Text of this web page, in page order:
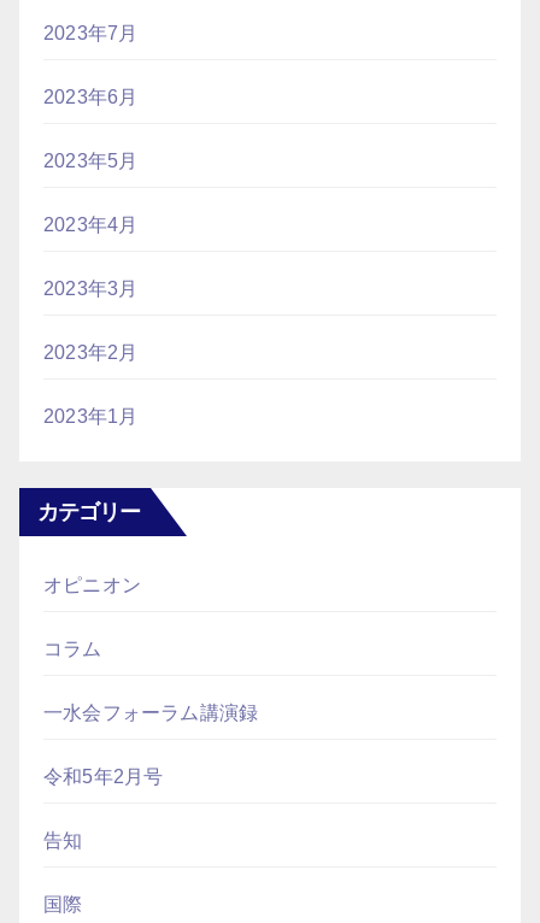
2023年7月
2023年6月
2023年5月
2023年4月
2023年3月
2023年2月
2023年1月
カテゴリー
オピニオン
コラム
一水会フォーラム講演録
令和5年2月号
告知
国際